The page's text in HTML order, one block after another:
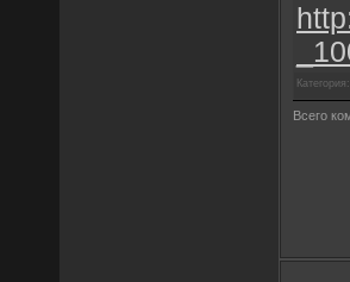
Категория:
Всего